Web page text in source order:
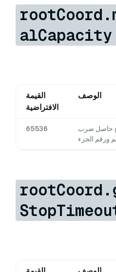
alCapacity
الوصف
القيمة
الافتراضية
حاصل ضرب
الجزء
65536